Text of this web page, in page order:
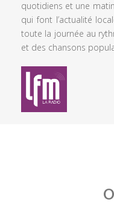
quotidiens et une
qui font l’actualité
toute la journée au
et des chansons